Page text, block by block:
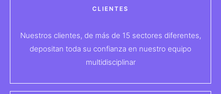
CLIENTES
Nuestros clientes, de más de 15 sectores diferentes,
depositan toda su confianza en nuestro equipo
multidisciplinar